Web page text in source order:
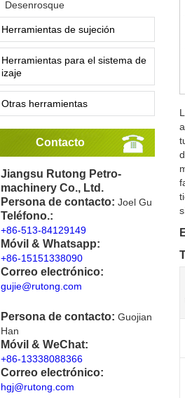
Desenrosque
Herramientas de sujeción
Herramientas para el sistema de
izaje
Otras herramientas
Contacto
Jiangsu Rutong Petro-
machinery Co., Ltd.
Persona de contacto: Joel Gu
Teléfono.:
+86-513-84129149
Móvil & Whatsapp:
+86-15151338090
Correo electrónico:
gujie@rutong.com
Persona de contacto: Guojian
Han
Móvil & WeChat:
+86-13338088366
Correo electrónico:
hgj@rutong.com